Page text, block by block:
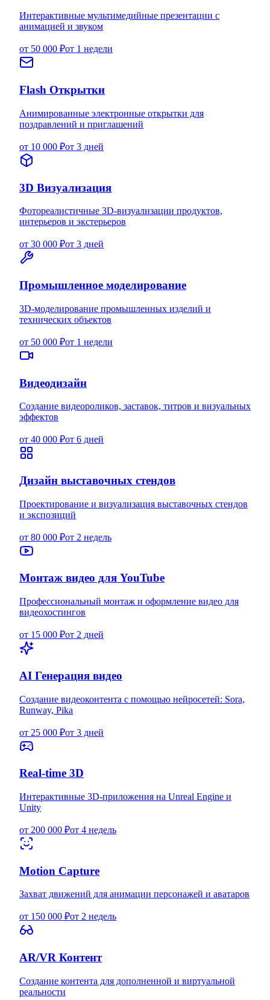
Интерактивные мультимедийные презентации с
анимацией и звуком
от 50 000 ₽от 1 недели
Flash Открытки
Анимированные электронные открытки для
поздравлений и приглашений
от 10 000 ₽от 3 дней
3D Визуализация
Фотореалистичные 3D-визуализации продуктов,
интерьеров и экстерьеров
от 30 000 ₽от 3 дней
Промышленное моделирование
3D-моделирование промышленных изделий и
технических объектов
от 50 000 ₽от 1 недели
Видеодизайн
Создание видеороликов, заставок, титров и визуальных
эффектов
от 40 000 ₽от 6 дней
Дизайн выставочных стендов
Проектирование и визуализация выставочных стендов
и экспозиций
от 80 000 ₽от 2 недель
Монтаж видео для YouTube
Профессиональный монтаж и оформление видео для
видеохостингов
от 15 000 ₽от 2 дней
AI Генерация видео
Создание видеоконтента с помощью нейросетей: Sora,
Runway, Pika
от 25 000 ₽от 3 дней
Real-time 3D
Интерактивные 3D-приложения на Unreal Engine и
Unity
от 200 000 ₽от 4 недель
Motion Capture
Захват движений для анимации персонажей и аватаров
от 150 000 ₽от 2 недель
AR/VR Контент
Создание контента для дополненной и виртуальной
реальности